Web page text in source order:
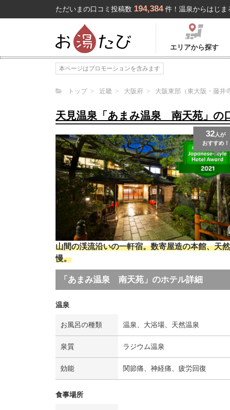
ただいまの口コミ投稿数 194,384 件！温泉からはじ
エリアから探す
本ページはプロモーションを含みます
トップ 近畿 大阪府 大阪東部（東大阪・藤井
天見温泉「あまみ温泉 南天苑」の
32 人が
おすすめ！
山間の渓流沿いの一軒宿。数寄屋造の本館、天
慢。
「あまみ温泉 南天苑」のホテル詳細
温泉
お風呂の種類 温泉、大浴場、天然温泉
泉質 ラジウム温泉
効能 関節痛、神経痛、疲労回復
食事場所